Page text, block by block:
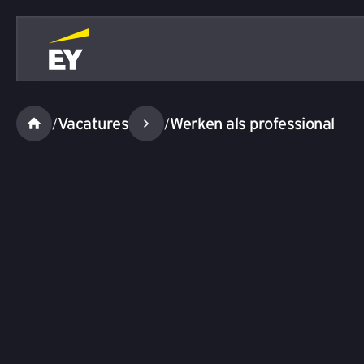
/Vacatures /Werken als professional